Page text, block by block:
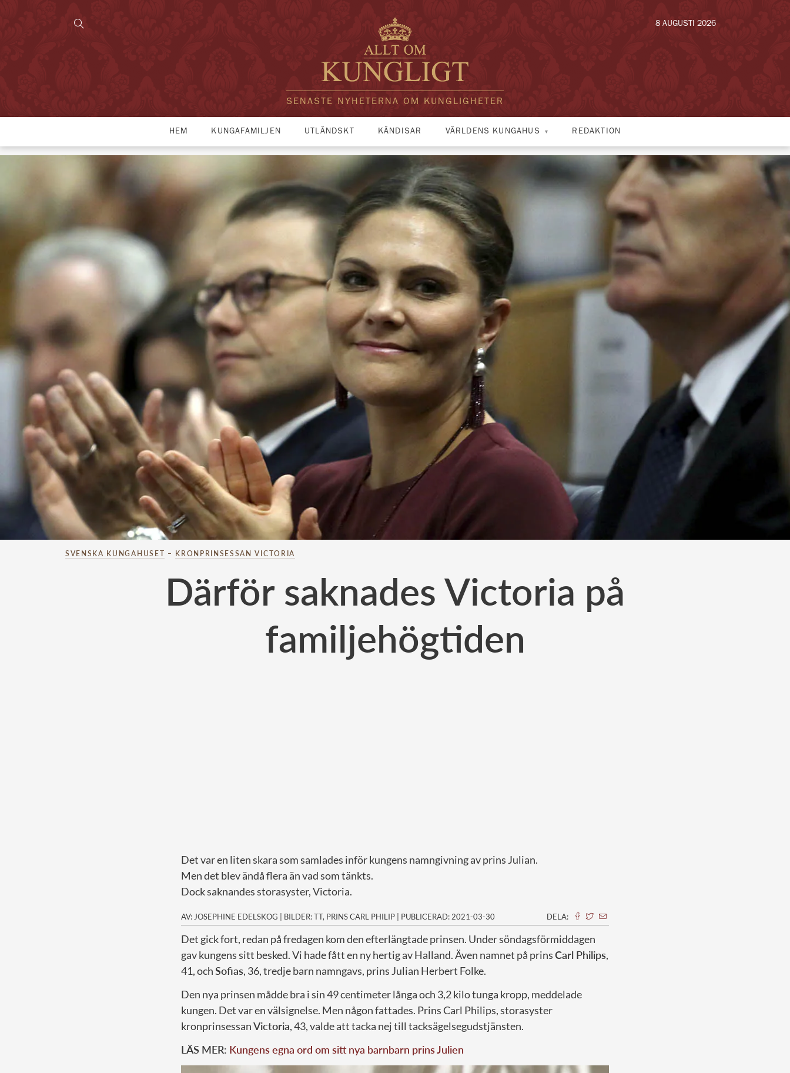
SENASTE NYHETERNA OM KUNGLIGHETER
8 AUGUSTI 2026
HEM KUNGAFAMILJEN UTLÄNDSKT KÄNDISAR VÄRLDENS KUNGAHUS REDAKTION
SVENSKA KUNGAHUSET – KRONPRINSESSAN VICTORIA
Därför saknades Victoria på
familjehögtiden
Det var en liten skara som samlades inför kungens namngivning av prins Julian.
Men det blev ändå flera än vad som tänkts.
Dock saknandes storasyster, Victoria.
AV: JOSEPHINE EDELSKOG | BILDER: TT, PRINS CARL PHILIP | PUBLICERAD: 2021-03-30 DELA:
Det gick fort, redan på fredagen kom den efterlängtade prinsen. Under söndagsförmiddagen
gav kungens sitt besked. Vi hade fått en ny hertig av Halland. Även namnet på prinsCarl Philips,
41, ochSofias, 36, tredje barn namngavs, prins Julian Herbert Folke.
Den nya prinsen mådde bra i sin 49 centimeter långa och 3,2 kilo tunga kropp, meddelade
kungen. Det var en välsignelse. Men någon fattades. Prins Carl Philips, storasyster
kronprinsessanVictoria, 43, valde att tacka nej till tacksägelsegudstjänsten.
LÄS MER: Kungens egna ord om sitt nya barnbarn prins Julien